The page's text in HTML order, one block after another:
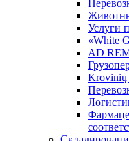
Услуги
«White
AD
Krovinių